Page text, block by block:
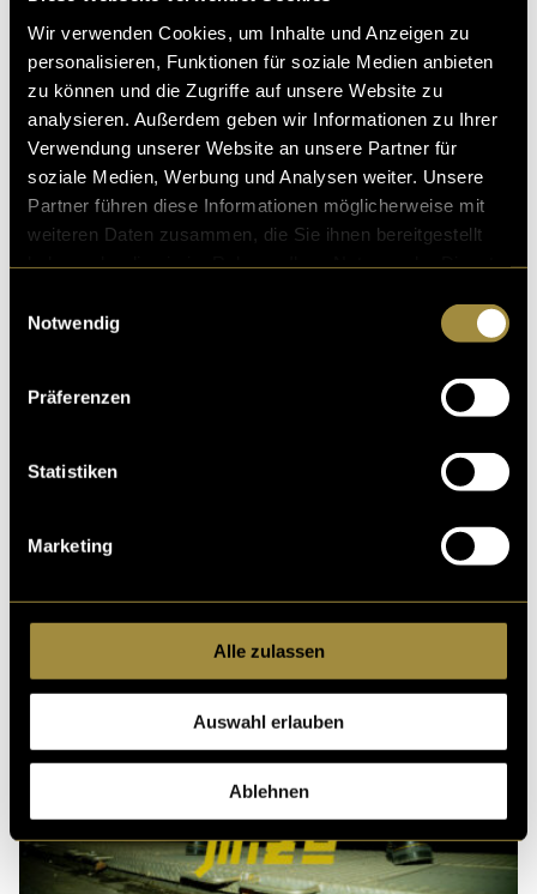
Wir verwenden Cookies, um Inhalte und Anzeigen zu
personalisieren, Funktionen für soziale Medien anbieten
zu können und die Zugriffe auf unsere Website zu
analysieren. Außerdem geben wir Informationen zu Ihrer
Verwendung unserer Website an unsere Partner für
soziale Medien, Werbung und Analysen weiter. Unsere
Partner führen diese Informationen möglicherweise mit
weiteren Daten zusammen, die Sie ihnen bereitgestellt
Notwendig
Präferenzen
Statistiken
Marketing
Alle zulassen
Auswahl erlauben
Ablehnen
Kritik